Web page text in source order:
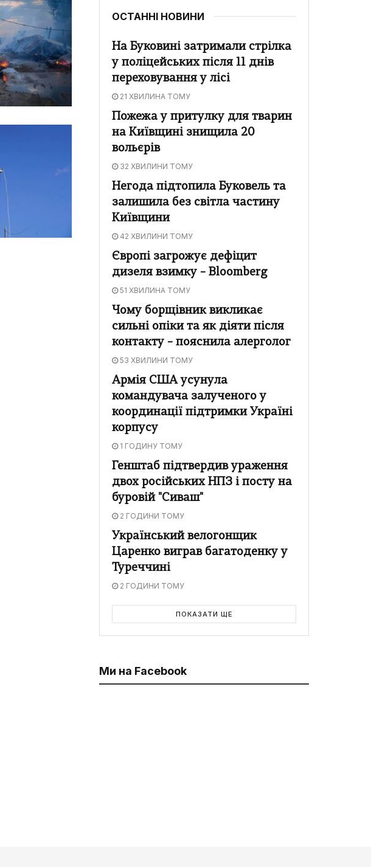
ОСТАННІ НОВИНИ
На Буковині затримали стрілка
у поліцейських після 11 днів
переховування у лісі
21 ХВИЛИНА ТОМУ
Пожежа у притулку для тварин
на Київщині знищила 20
вольєрів
32 ХВИЛИНИ ТОМУ
Негода підтопила Буковель та
залишила без світла частину
Київщини
42 ХВИЛИНИ ТОМУ
Європі загрожує дефіцит
дизеля взимку – Bloomberg
51 ХВИЛИНА ТОМУ
Чому борщівник викликає
сильні опіки та як діяти після
контакту – пояснила алерголог
53 ХВИЛИНИ ТОМУ
Армія США усунула
командувача залученого у
координації підтримки Україні
корпусу
1 ГОДИНУ ТОМУ
Генштаб підтвердив ураження
двох російських НПЗ і посту на
буровій "Сиваш"
2 ГОДИНИ ТОМУ
Український велогонщик
Царенко виграв багатоденку у
Туреччині
2 ГОДИНИ ТОМУ
ПОКАЗАТИ ЩЕ
Ми на Facebook